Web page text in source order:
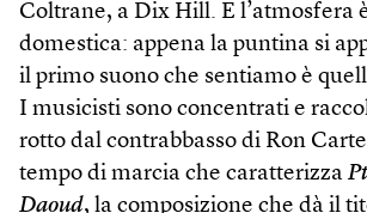
Coltrane, a Dix Hill. E l’atmosfera
domestica: appena la puntina si
il primo suono che sentiamo è
I musicisti sono concentrati e
rotto dal contrabbasso di Ron
tempo di marcia che caratterizza
Daoud, la composizione che dà il